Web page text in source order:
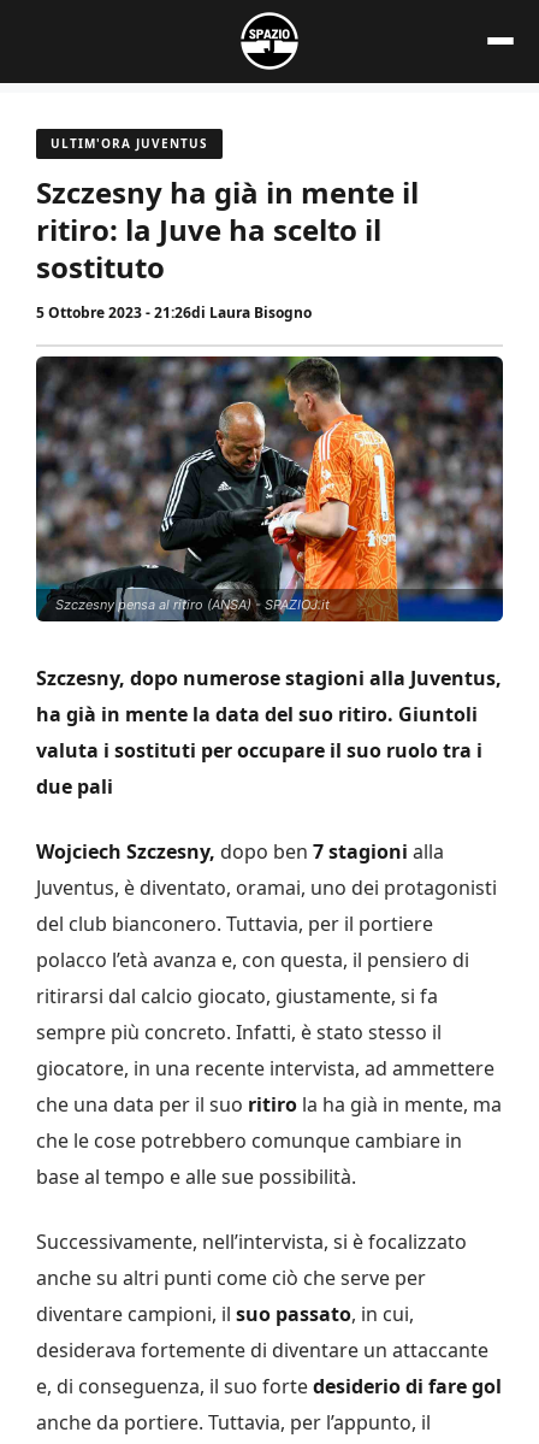
contenuto
ULTIM'ORA JUVENTUS
Szczesny ha già in mente il
ritiro: la Juve ha scelto il
sostituto
5 Ottobre 2023 - 21:26di Laura Bisogno
Szczesny pensa al ritiro (ANSA) - SPAZIOJ.it
Szczesny, dopo numerose stagioni alla Juventus,
ha già in mente la data del suo ritiro. Giuntoli
valuta i sostituti per occupare il suo ruolo tra i
due pali
Wojciech Szczesny, dopo ben 7 stagioni alla
Juventus, è diventato, oramai, uno dei protagonisti
del club bianconero. Tuttavia, per il portiere
polacco l’età avanza e, con questa, il pensiero di
ritirarsi dal calcio giocato, giustamente, si fa
sempre più concreto. Infatti, è stato stesso il
giocatore, in una recente intervista, ad ammettere
che una data per il suo ritiro la ha già in mente, ma
che le cose potrebbero comunque cambiare in
base al tempo e alle sue possibilità.
Successivamente, nell’intervista, si è focalizzato
anche su altri punti come ciò che serve per
diventare campioni, il suo passato, in cui,
desiderava fortemente di diventare un attaccante
e, di conseguenza, il suo fortedesiderio di fare gol
anche da portiere. Tuttavia, per l’appunto, il